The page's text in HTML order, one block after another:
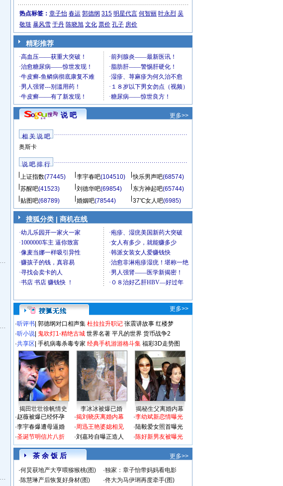
热点标签： 章子怡 春运 郭德纲 315 明星代言 何智丽 叶永烈 吴
敬琏 暴风雪 于丹 陈晓旭 文化 票价 孔子 房价
精彩推荐
说 吧 更多>>
相 关 说 吧
奥斯卡
说 吧 排 行
上证指数(77445) 李宇春吧(104510) 快乐男声吧(68574)
苏醒吧(41523) 刘德华吧(69854) 东方神起吧(65744)
贴图吧(68789) 婚姻吧(78544) 37℃女人吧(6985)
搜狐分类 | 商机在线
更多>>
·听评书 郭德纲对口相声集 杜拉拉升职记 张震讲故事 红楼梦
·听小说 鬼吹灯1-精绝古城 世界名著 平凡的世界 货币战争2
·共享区 手机病毒杀毒专家 经典手机游游格斗集 福彩3D走势图
揭田壮壮徐帆情史 李冰冰被爆已婚
揭秘生父离婚内幕
·赵薇被爆已经怀孕
·李宇春爆遭母逼婚
·圣诞节明信片八折
·揭刘晓庆离婚内幕
·周迅王艳婆媳相见
·刘嘉玲自曝正造人
·李幼斌新恋情曝光
·陆毅爱女照首曝光
·陈好新男友被曝光
茶 余 饭 后
更多>>
·何炅获地产大亨喂猕猴桃(图) ·独家：章子怡带妈妈看电影
·陈慧琳产后恢复好身材(图) ·佟大为马伊琍再度牵手(图)